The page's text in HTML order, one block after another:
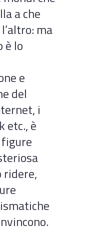
a che
ma
è lo
e
del
i
etc., è
ridere,